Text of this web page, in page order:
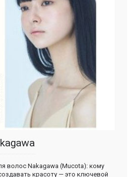
волос Nakagawa (Mucota): кому
красоту — это ключевой